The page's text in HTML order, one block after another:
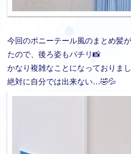
今回のポニーテール風のまとめ髪
たので、後ろ姿もパチリ📸
かなり複雑なことになっておりまし
絶対に自分では出来ない…🤣💦